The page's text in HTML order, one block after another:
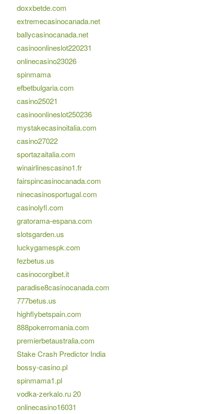
doxxbetde.com
extremecasinocanada.net
ballycasinocanada.net
casinoonlineslot220231
onlinecasino23026
spinmama
efbetbulgaria.com
casino25021
casinoonlineslot250236
mystakecasinoitalia.com
casino27022
sportazaitalia.com
winairlinescasino1.fr
fairspincasinocanada.com
ninecasinosportugal.com
casinolyfi.com
gratorama-espana.com
slotsgarden.us
luckygamespk.com
fezbetus.us
casinocorgibet.it
paradise8casinocanada.com
777betus.us
highflybetspain.com
888pokerromania.com
premierbetaustralia.com
Stake Crash Predictor India
bossy-casino.pl
spinmama1.pl
vodka-zerkalo.ru 20
onlinecasino16031